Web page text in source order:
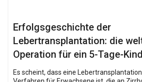
Erfolgsgeschichte der
Lebertransplantation: die
Operation für ein 5-Tage-Kind
Es scheint, dass eine